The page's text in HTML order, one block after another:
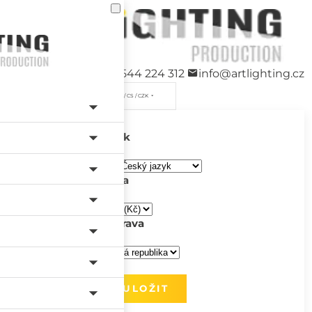
+420 544 224 312 info@artlighting.cz
/ CS / CZK
Jazyk
Měna
Doprava